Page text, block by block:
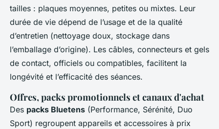
tailles : plaques moyennes, petites ou mixtes. Leur
durée de vie dépend de l’usage et de la qualité
d’entretien (nettoyage doux, stockage dans
l’emballage d’origine). Les câbles, connecteurs et gels
de contact, officiels ou compatibles, facilitent la
longévité et l’efficacité des séances.
Offres, packs promotionnels et canaux d'achat
Des packs Bluetens (Performance, Sérénité, Duo
Sport) regroupent appareils et accessoires à prix